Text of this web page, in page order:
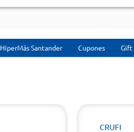
HiperMás Santander Cupones Gift
CRUFI